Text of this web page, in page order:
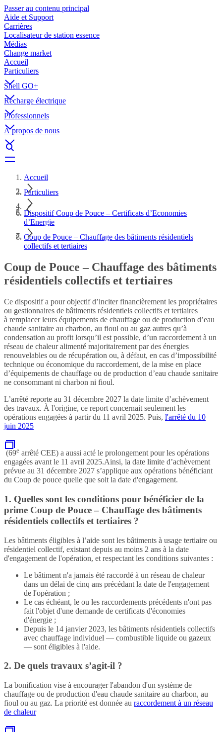
Passer au contenu principal
Aide et Support
Carrières
Localisateur de station essence
Médias
Change market
Accueil
Particuliers
Shell GO+
Recharge électrique
Professionnels
À propos de nous
Accueil
Particuliers
Dispositif Coup de Pouce – Certificats d’Economies
d’Energie
Coup de Pouce – Chauffage des bâtiments résidentiels
collectifs et tertiaires
Coup de Pouce – Chauffage des bâtiments
résidentiels collectifs et tertiaires
Ce dispositif a pour objectif d’inciter financièrement les propriétaires
ou gestionnaires de bâtiments résidentiels collectifs et tertiaires
à remplacer leurs équipements de chauffage ou de production d’eau
chaude sanitaire au charbon, au fioul ou au gaz autres qu’à
condensation au profit lorsqu’il est possible, d’un raccordement à un
réseau de chaleur alimenté majoritairement par des énergies
renouvelables ou de récupération ou, à défaut, en cas d’impossibilité
technique ou économique du raccordement, de la mise en place
d’équipements de chauffage ou de production d’eau chaude sanitaire
ne consommant ni charbon ni fioul.
L’arrêté reporte au 31 décembre 2027 la date limite d’achèvement
des travaux. À l'origine, ce report concernait seulement les
opérations engagées à partir du 11 avril 2025. Puis, l'arrêté du 10
juin 2025
(69e arrêté CEE) a aussi acté le prolongement pour les opérations
engagées avant le 11 avril 2025.Ainsi, la date limite d’achèvement
prévue au 31 décembre 2027 s’applique aux opérations bénéficiant
du Coup de pouce quelle que soit la date d'engagement.
1. Quelles sont les conditions pour bénéficier de la
prime Coup de Pouce – Chauffage des bâtiments
résidentiels collectifs et tertiaires ?
Les bâtiments éligibles à l’aide sont les bâtiments à usage tertiaire ou
résidentiel collectif, existant depuis au moins 2 ans à la date
d'engagement de l'opération, et respectant les conditions suivantes :
Le bâtiment n'a jamais été raccordé à un réseau de chaleur
dans un délai de cinq ans précédant la date de l'engagement
de l'opération ;
Le cas échéant, le ou les raccordements précédents n'ont pas
fait l'objet d'une demande de certificats d'économies
d'énergie ;
Depuis le 14 janvier 2023, les bâtiments résidentiels collectifs
avec chauffage individuel — combustible liquide ou gazeux
— sont éligibles à l'aide.
2. De quels travaux s’agit-il ?
La bonification vise à encourager l'abandon d'un système de
chauffage ou de production d'eau chaude sanitaire au charbon, au
fioul ou au gaz. La priorité est donnée au raccordement à un réseau
de chaleur